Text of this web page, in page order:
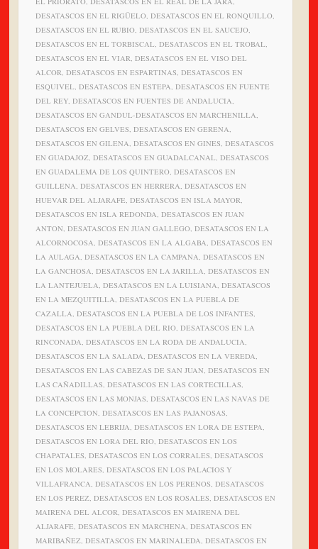
DESATASCOS EN EL RIGÜELO, DESATASCOS EN EL RONQUILLO,
DESATASCOS EN EL RUBIO, DESATASCOS EN EL SAUCEJO,
DESATASCOS EN EL TORBISCAL, DESATASCOS EN EL TROBAL,
DESATASCOS EN EL VIAR, DESATASCOS EN EL VISO DEL
ALCOR, DESATASCOS EN ESPARTINAS, DESATASCOS EN
ESQUIVEL, DESATASCOS EN ESTEPA, DESATASCOS EN FUENTE
DEL REY, DESATASCOS EN FUENTES DE ANDALUCIA,
DESATASCOS EN GANDUL-DESATASCOS EN MARCHENILLA,
DESATASCOS EN GELVES, DESATASCOS EN GERENA,
DESATASCOS EN GILENA, DESATASCOS EN GINES, DESATASCOS
EN GUADAJOZ, DESATASCOS EN GUADALCANAL, DESATASCOS
EN GUADALEMA DE LOS QUINTERO, DESATASCOS EN
GUILLENA, DESATASCOS EN HERRERA, DESATASCOS EN
HUEVAR DEL ALJARAFE, DESATASCOS EN ISLA MAYOR,
DESATASCOS EN ISLA REDONDA, DESATASCOS EN JUAN
ANTON, DESATASCOS EN JUAN GALLEGO, DESATASCOS EN LA
ALCORNOCOSA, DESATASCOS EN LA ALGABA, DESATASCOS EN
LA AULAGA, DESATASCOS EN LA CAMPANA, DESATASCOS EN
LA GANCHOSA, DESATASCOS EN LA JARILLA, DESATASCOS EN
LA LANTEJUELA, DESATASCOS EN LA LUISIANA, DESATASCOS
EN LA MEZQUITILLA, DESATASCOS EN LA PUEBLA DE
CAZALLA, DESATASCOS EN LA PUEBLA DE LOS INFANTES,
DESATASCOS EN LA PUEBLA DEL RIO, DESATASCOS EN LA
RINCONADA, DESATASCOS EN LA RODA DE ANDALUCIA,
DESATASCOS EN LA SALADA, DESATASCOS EN LA VEREDA,
DESATASCOS EN LAS CABEZAS DE SAN JUAN, DESATASCOS EN
LAS CAÑADILLAS, DESATASCOS EN LAS CORTECILLAS,
DESATASCOS EN LAS MONJAS, DESATASCOS EN LAS NAVAS DE
LA CONCEPCION, DESATASCOS EN LAS PAJANOSAS,
DESATASCOS EN LEBRIJA, DESATASCOS EN LORA DE ESTEPA,
DESATASCOS EN LORA DEL RIO, DESATASCOS EN LOS
CHAPATALES, DESATASCOS EN LOS CORRALES, DESATASCOS
EN LOS MOLARES, DESATASCOS EN LOS PALACIOS Y
VILLAFRANCA, DESATASCOS EN LOS PERENOS, DESATASCOS
EN LOS PEREZ, DESATASCOS EN LOS ROSALES, DESATASCOS EN
MAIRENA DEL ALCOR, DESATASCOS EN MAIRENA DEL
ALJARAFE, DESATASCOS EN MARCHENA, DESATASCOS EN
MARIBAÑEZ, DESATASCOS EN MARINALEDA, DESATASCOS EN